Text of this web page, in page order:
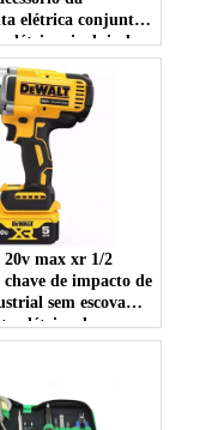
elétrica conjunto
elétricas incluindo
de fenda ph2
conveniente
20v max xr 1/2
chave de impacto de
sem escova
elétrica de
variável 18v